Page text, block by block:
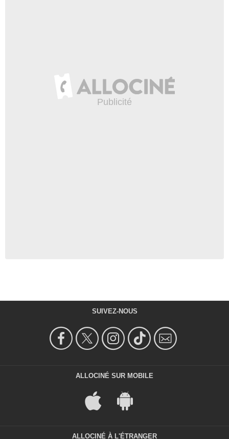
SUIVEZ-NOUS
ALLOCINÉ SUR MOBILE
ALLOCINÉ À L'ÉTRANGER